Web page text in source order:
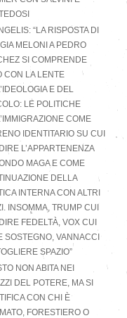
“LA RISPOSTA DI
MELONI A PEDRO
SI COMPRENDE
CON LA LENTE
E DEL
LE POLITICHE
COME
IDENTITARIO SU CUI
L’APPARTENENZA
MAGA E COME
DELLA
INTERNA CON ALTRI
INSOMMA, TRUMP CUI
FEDELTÀ, VOX CUI
SOSTEGNO, VANNACCI
SPAZIO”
NON ABITA NEI
DEL POTERE, MA SI
CON CHI È
FORESTIERO O